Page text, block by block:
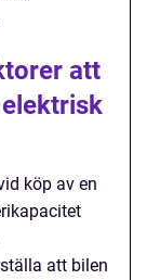
att
köp av en
att bilen